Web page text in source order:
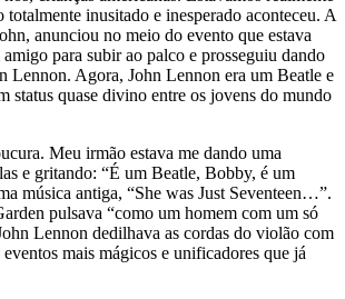
inusitado e inesperado aconteceu. A
anunciou no meio do evento que estava
para subir ao palco e prosseguiu dando
Lennon. Agora, John Lennon era um Beatle e
status quase divino entre os jovens do mundo
Meu irmão estava me dando uma
e gritando: “É um Beatle, Bobby, é um
música antiga, “She was Just Seventeen…”.
pulsava “como um homem com um só
Lennon dedilhava as cordas do violão com
mais mágicos e unificadores que já